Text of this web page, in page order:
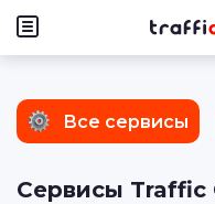
Все сервисы
Сервисы Traffic